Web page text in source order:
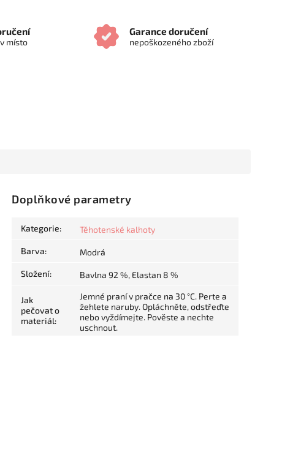
místo
Garance doručení
nepoškozeného zboží
Doplňkové parametry
Kategorie: Těhotenské kalhoty
Barva: Modrá
Složení: Bavlna 92 %, Elastan 8 %
Jak
pečovat o
materiál:
Jemné praní v pračce na 30 °C. Perte a
žehlete naruby. Opláchněte, odstřeďte
nebo vyždímejte. Pověste a nechte
uschnout.